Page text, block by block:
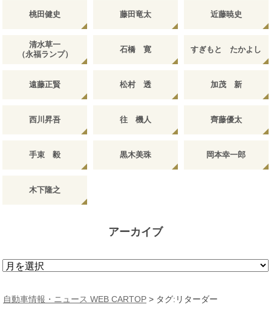
桃田健史 藤田竜太 近藤暁史
清水草一
（永福ランプ）
石橋 寛 すぎもと たかよし
遠藤正賢 松村 透 加茂 新
西川昇吾 往 機人 齊藤優太
手束 毅 黒木美珠 岡本幸一郎
木下隆之
アーカイブ
ア
カ
自動車情報・ニュース WEB CARTOP > タグ:リターダー